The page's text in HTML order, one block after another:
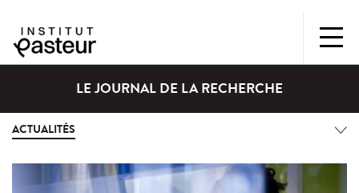
LE JOURNAL DE LA RECHERCHE
ACTUALITÉS